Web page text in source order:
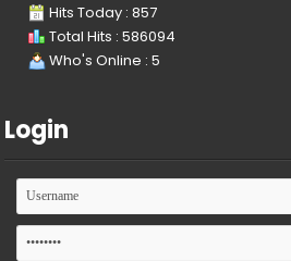
Hits Today : 857
Total Hits : 586094
Who's Online : 5
Login